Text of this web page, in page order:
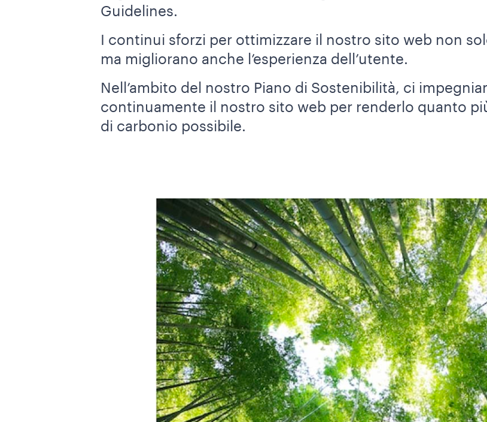
Guidelines.
I continui sforzi per ottimizzare il nostro sito web non
ma migliorano anche l’esperienza dell’utente.
Nell’ambito del nostro Piano di Sostenibilità, ci
continuamente il nostro sito web per renderlo quanto
di carbonio possibile.